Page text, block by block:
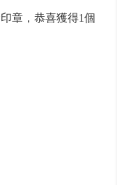
章，恭喜獲得1個